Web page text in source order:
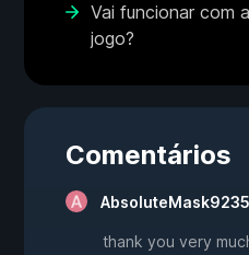
Vai funcionar com
jogo?
Comentários
AbsoluteMask9235
thank you very